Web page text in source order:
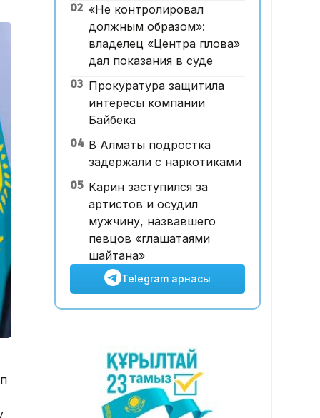
қатысты іс сотқа жолданды
12:59, 07 Тамыз 2026
Абай облысы аумағындағы
орманды өрттен қорғауға 3
млрд теңгеден астам қаржы
бөлінді
12:00, 07 Тамыз 2026
Грекия мен Арменияның
бұрынғы бас бапкері
басқаруы мүмкін
02 «Не контролировал
должным образом»:
владелец «Центра плова»
дал показания в суде
03 Прокуратура защитила
интересы компании
Байбека
04 В Алматы подростка
задержали с наркотиками
05 Карин заступился за
артистов и осудил
мужчину, назвавшего
певцов «глашатаями
шайтана»
Telegram арнасы